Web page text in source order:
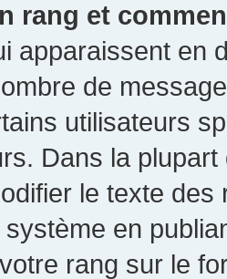
rang et
apparaissent en
de
utilisateurs
Dans la
le texte
en
rang sur le